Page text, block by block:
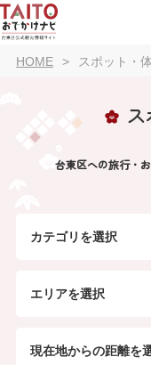
HOME スポット・
台東区への旅行・
カテゴリを選択
エリアを選択
現在地からの距離を